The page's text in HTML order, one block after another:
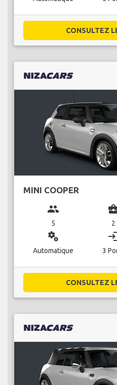
CONSULTEZ
MINI COOPER
group
5 2
miscellaneous_services
Automatique 3
CONSULTEZ